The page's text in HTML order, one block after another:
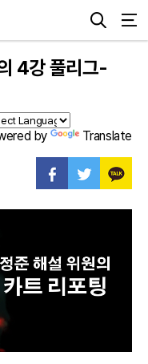
4강 풀리그-
by Translate